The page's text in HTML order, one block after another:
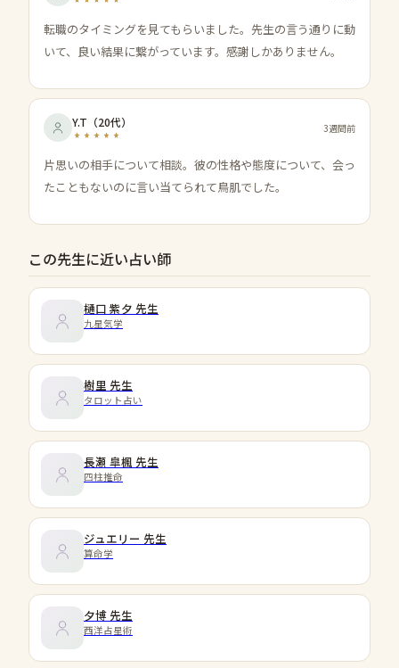
転職のタイミングを見てもらいました。先生の言う通りに動
いて、良い結果に繋がっています。感謝しかありません。
Y.T （20代） 3週間前
片思いの相手について相談。彼の性格や態度について、会っ
たこともないのに言い当てられて鳥肌でした。
この先生に近い占い師
樋口 紫夕 先生
九星気学
樹里 先生
タロット占い
長瀬 皐楓 先生
四柱推命
ジュエリー 先生
算命学
夕博 先生
西洋占星術